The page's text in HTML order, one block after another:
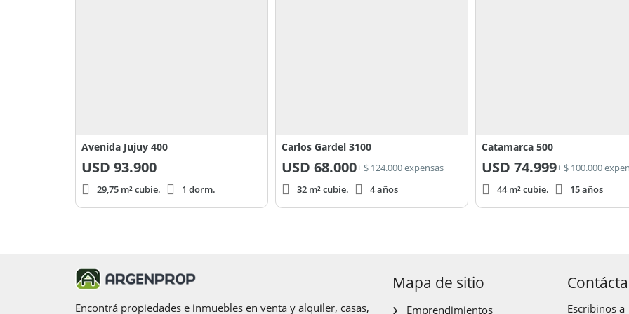
Avenida Jujuy 400
USD 93.900
29,75 m² cubie. 1 dorm.
Carlos Gardel 3100
USD 68.000+ $ 124.000 expensas
32 m² cubie.
4 años
Catamarca 500
USD 74.999+ $ 100.000
44 m² cubie.
15 años
Encontrá propiedades e inmuebles en venta y alquiler, casas,
Mapa de sitio
Emprendimientos Escribinos a